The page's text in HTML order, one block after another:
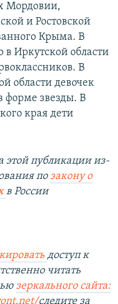
Мордовии,
и Ростовской
Крыма. В
Иркутской области
В
области девочек
форме звезды. В
края дети
публикации из-
позакону о
в России
доступ к
читать
зеркального сайта:
следите за